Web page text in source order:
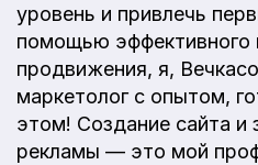
уровень и привлечь
помощью эффективного
продвижения, я,
маркетолог с опытом,
этом! Создание сайта и
рекламы — это мой